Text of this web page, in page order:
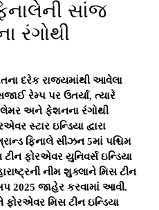
સાંજ
રંગોથી
દરેક રાજ્યમાંથી આવેલા
રેમ્પ પર ઉતર્યા, ત્યારે
અને ફેશનના રંગોથી
સ્ટાર ઇન્ડિયા દ્વારા
ફિનાલે સીઝન 5માં પશ્ચિમ
ફોરએવર યુનિવર્સ ઇન્ડિયા
નીમ શુક્લાને મિસ ટીન
2025 જાહેર કરવામાં આવી.
ફોરએવર મિસ ટીન ઇન્ડિયા